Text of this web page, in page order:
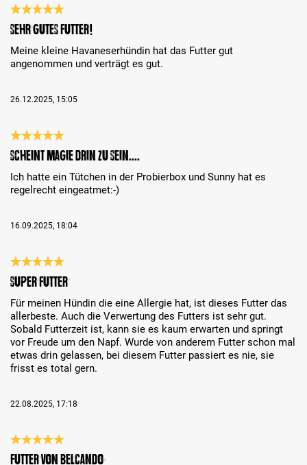
Évaluation avec une note de 5 sur 5 étoiles
Sehr gutes Futter!
Meine kleine Havaneserhündin hat das Futter gut
angenommen und verträgt es gut.
26.12.2025, 15:05
Évaluation avec une note de 5 sur 5 étoiles
scheint Magie drin zu sein....
Ich hatte ein Tütchen in der Probierbox und Sunny hat es
regelrecht eingeatmet:-)
16.09.2025, 18:04
Évaluation avec une note de 5 sur 5 étoiles
Super Futter
Für meinen Hündin die eine Allergie hat, ist dieses Futter das
allerbeste. Auch die Verwertung des Futters ist sehr gut.
Sobald Futterzeit ist, kann sie es kaum erwarten und springt
vor Freude um den Napf. Wurde von anderem Futter schon mal
etwas drin gelassen, bei diesem Futter passiert es nie, sie
frisst es total gern.
22.08.2025, 17:18
Évaluation avec une note de 5 sur 5 étoiles
Futter von Belcando